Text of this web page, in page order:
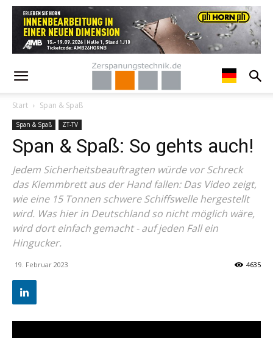
Start Span & Spaß
Span & Spaß ZT-TV
Span & Spaß: So gehts auch!
Jedem Sicherheitsbeauftragten würde vor Schreck
das Klemmbrett aus der Hand fallen: Das Video zeigt,
wie eine 15 Tonnen schwere Schiffswelle hergestellt
wird. Was hier in Deutschland so nicht möglich wäre,
wird dort einfach gemacht - auf jeden Fall ein
Hingucker.
19. Februar 2023 4635